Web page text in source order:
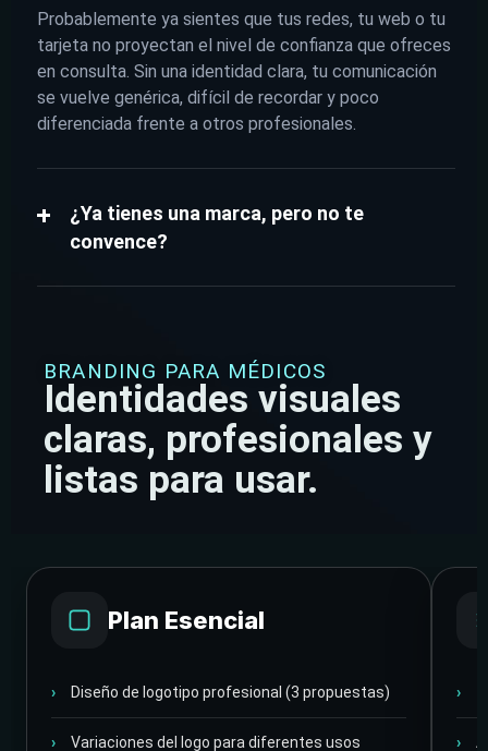
Probablemente ya sientes que tus redes, tu web o tu
tarjeta no proyectan el nivel de confianza que ofreces
en consulta. Sin una identidad clara, tu comunicación
se vuelve genérica, difícil de recordar y poco
diferenciada frente a otros profesionales.
¿Ya tienes una marca, pero no te
convence?
BRANDING PARA MÉDICOS
Identidades visuales
claras, profesionales y
listas para usar.
Plan Esencial
Diseño de logotipo profesional (3 propuestas)
Variaciones del logo para diferentes usos